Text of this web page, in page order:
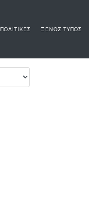
ΠΟΛΙΤΙΚΕΣ ΞΕΝΟΣ ΤΥΠΟΣ